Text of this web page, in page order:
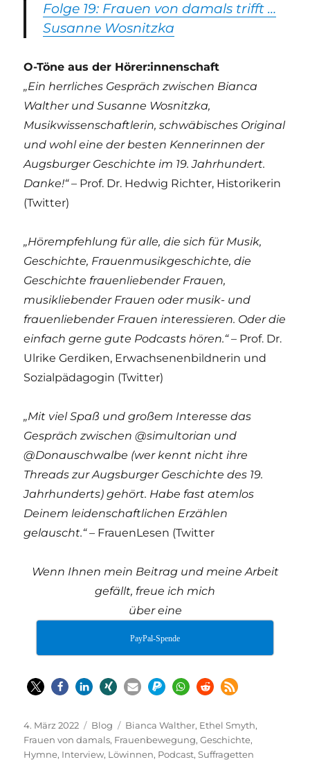
Folge 19: Frauen von damals trifft …
Susanne Wosnitzka
O-Töne aus der Hörer:innenschaft
„Ein herrliches Gespräch zwischen Bianca
Walther und Susanne Wosnitzka,
Musikwissenschaftlerin, schwäbisches Original
und wohl eine der besten Kennerinnen der
Augsburger Geschichte im 19. Jahrhundert.
Danke!“– Prof. Dr. Hedwig Richter, Historikerin
(Twitter)
„Hörempfehlung für alle, die sich für Musik,
Geschichte, Frauenmusikgeschichte, die
Geschichte frauenliebender Frauen,
musikliebender Frauen oder musik- und
frauenliebender Frauen interessieren. Oder die
einfach gerne gute Podcasts hören.“– Prof. Dr.
Ulrike Gerdiken, Erwachsenenbildnerin und
Sozialpädagogin (Twitter)
„Mit viel Spaß und großem Interesse das
Gespräch zwischen@simultorian und
@Donauschwalbe (wer kennt nicht ihre
Threads zur Augsburger Geschichte des 19.
Jahrhunderts) gehört. Habe fast atemlos
Deinem leidenschaftlichen Erzählen
gelauscht.“– FrauenLesen (Twitter
Wenn Ihnen mein Beitrag und meine Arbeit
gefällt, freue ich mich
über eine
PayPal-Spende
Veröffentlicht
am
4. März 2022 Kategorien
Blog Schlagwörter
Bianca Walther, Ethel Smyth,
Frauen von damals, Frauenbewegung,Geschichte,
Hymne, Interview, Löwinnen, Podcast,Suffragetten